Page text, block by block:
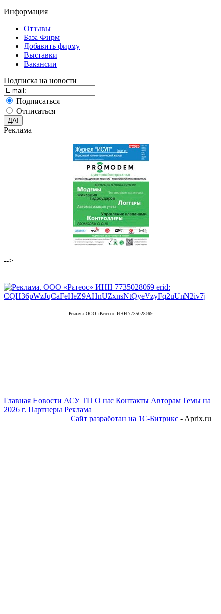
Информация
Отзывы
База Фирм
Добавить фирму
Выставки
Вакансии
Подписка на новости
Подписаться
Отписаться
Реклама
-->
Реклама. ООО «Ратеос» ИНН 7735028069
Главная Новости АСУ ТП О нас Контакты Авторам Темы на
2026 г. Партнеры Реклама
Сайт разработан на 1С-Битрикс - Aprix.ru